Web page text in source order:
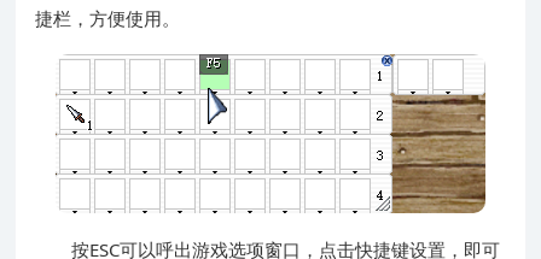
捷栏，方便使用。
按ESC可以呼出游戏选项窗口，点击快捷键设置，即可